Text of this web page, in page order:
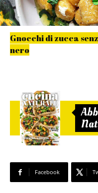
Gnocchi di zucca
nero
Facebook